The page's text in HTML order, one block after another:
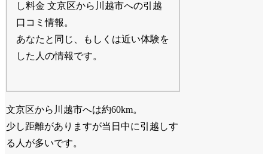
文京区から川越市への引越
口コミ情報。
あなたと同じ、もしくは近い体験を
した人の情報です。
文京区から川越市へは約60km。
少し距離がありますが当日中に引越しす
る人が多いです。